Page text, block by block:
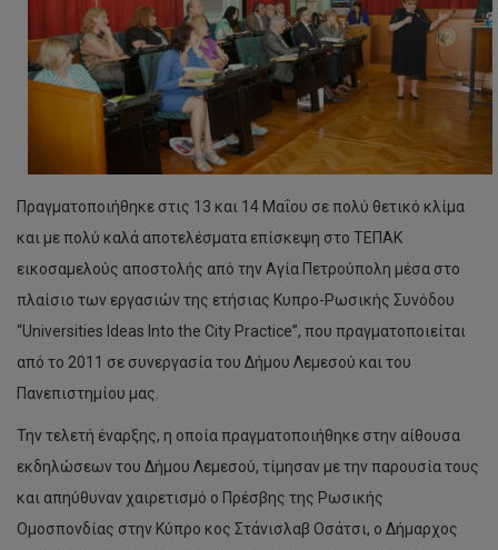
Πραγματοποιήθηκε στις 13 και 14 Μαΐου σε πολύ θετικό κλίμα
και με πολύ καλά αποτελέσματα επίσκεψη στο ΤΕΠΑΚ
εικοσαμελούς αποστολής από την Αγία Πετρούπολη μέσα στο
πλαίσιο των εργασιών της ετήσιας Κυπρο-Ρωσικής Συνόδου
“Universities Ideas Into the City Practice”, που πραγματοποιείται
από το 2011 σε συνεργασία του Δήμου Λεμεσού και του
Πανεπιστημίου μας.
Την τελετή έναρξης, η οποία πραγματοποιήθηκε στην αίθουσα
εκδηλώσεων του Δήμου Λεμεσού, τίμησαν με την παρουσία τους
και απηύθυναν χαιρετισμό ο Πρέσβης της Ρωσικής
Ομοσπονδίας στην Κύπρο κος Στάνισλαβ Οσάτσι, ο Δήμαρχος